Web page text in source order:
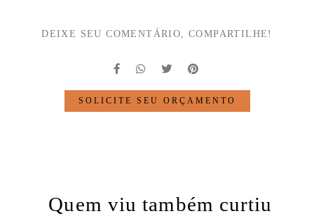
DEIXE SEU COMENTÁRIO, COMPARTILHE!
SOLICITE SEU ORÇAMENTO
Quem viu também curtiu